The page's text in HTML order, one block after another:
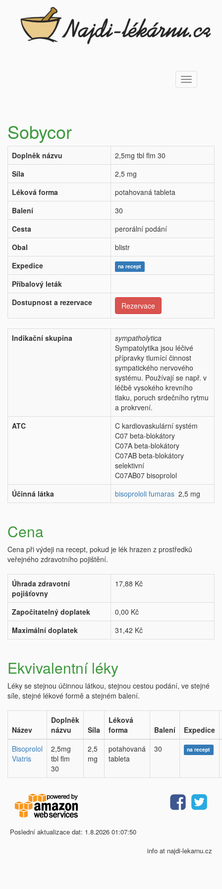
Toggle
navigation
Sobycor
Doplněk názvu
2,5mg tbl flm 30
Síla
2,5 mg
Léková forma
potahovaná tableta
Balení
30
Cesta
perorální podání
Obal
blistr
Expedice
na recept
Příbalový leták
Dostupnost a rezervace
Rezervace
Indikační skupina
sympatholytica
Sympatolytika jsou léčivé
přípravky tlumící činnost
sympatického nervového
systému. Používají se např. v
léčbě vysokého krevního
tlaku, poruch srdečního rytmu
a prokrvení.
ATC
C kardiovaskulární systém
C07 beta-blokátory
C07A beta-blokátory
C07AB beta-blokátory
selektivní
C07AB07 bisoprolol
Účinná látka
bisoprololi fumaras 2,5 mg
Cena
Cena při výdeji na recept, pokud je lék hrazen z prostředků
veřejného zdravotního pojištění.
Úhrada zdravotní
pojišťovny
17,88 Kč
Započitatelný doplatek
0,00 Kč
Maximální doplatek
31,42 Kč
Ekvivalentní léky
Léky se stejnou účinnou látkou, stejnou cestou podání, ve stejné
síle, stejné lékové formě a stejném balení.
Název
Doplněk
názvu
Síla
Léková
forma
Balení
Expedice
Bisoprolol
Viatris
2,5mg
tbl flm
30
2,5
mg
potahovaná
tableta
30 na recept
Poslední aktualizace dat: 1.8.2026 01:07:50
info at najdi-lekarnu.cz